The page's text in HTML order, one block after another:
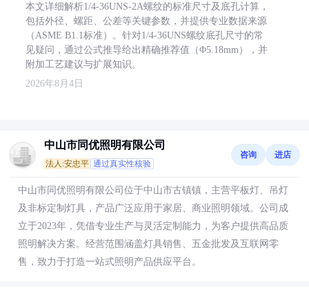
本文详细解析1/4-36UNS-2A螺纹的标准尺寸及底孔计算，
包括外径、螺距、公差等关键参数，并提供专业数据来源
（ASME B1.1标准）。针对1/4-36UNS螺纹底孔尺寸的常
见疑问，通过公式推导给出精确推荐值（Φ5.18mm），并
附加工艺建议与扩展知识。
2026年8月4日
中山市同优照明有限公司
法人:安忠平 通过真实性核验
咨询 进店
中山市同优照明有限公司位于中山市古镇镇，主营平板灯、吊灯
及非标定制灯具，产品广泛应用于家居、商业照明领域。公司成
立于2023年，凭借专业生产与灵活定制能力，为客户提供高品质
照明解决方案。经营范围涵盖灯具销售、五金批发及互联网零
售，致力于打造一站式照明产品供应平台。